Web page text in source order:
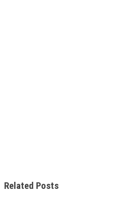
Related Posts